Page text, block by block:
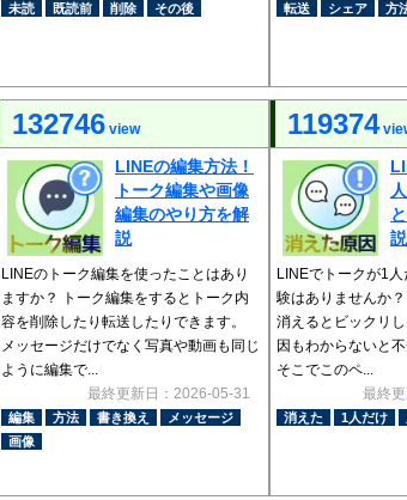
未読 既読前 削除 その後 転送 シェア 方
132746 view
LINEの編集方法！
トーク編集や画像
編集のやり方を解
説
LINEのトーク編集を使ったことはあり
ますか？ トーク編集をするとトーク内
容を削除したり転送したりできます。
メッセージだけでなく写真や動画も同じ
ように編集で...
最終更新日：2026-05-31
編集 方法 書き換え
メッセージ
画像
119374
説
LINEでトークが1
験はありませんか
消えるとビックリ
因もわからないと
そこでこのペ...
最終
消えた 1人だけ